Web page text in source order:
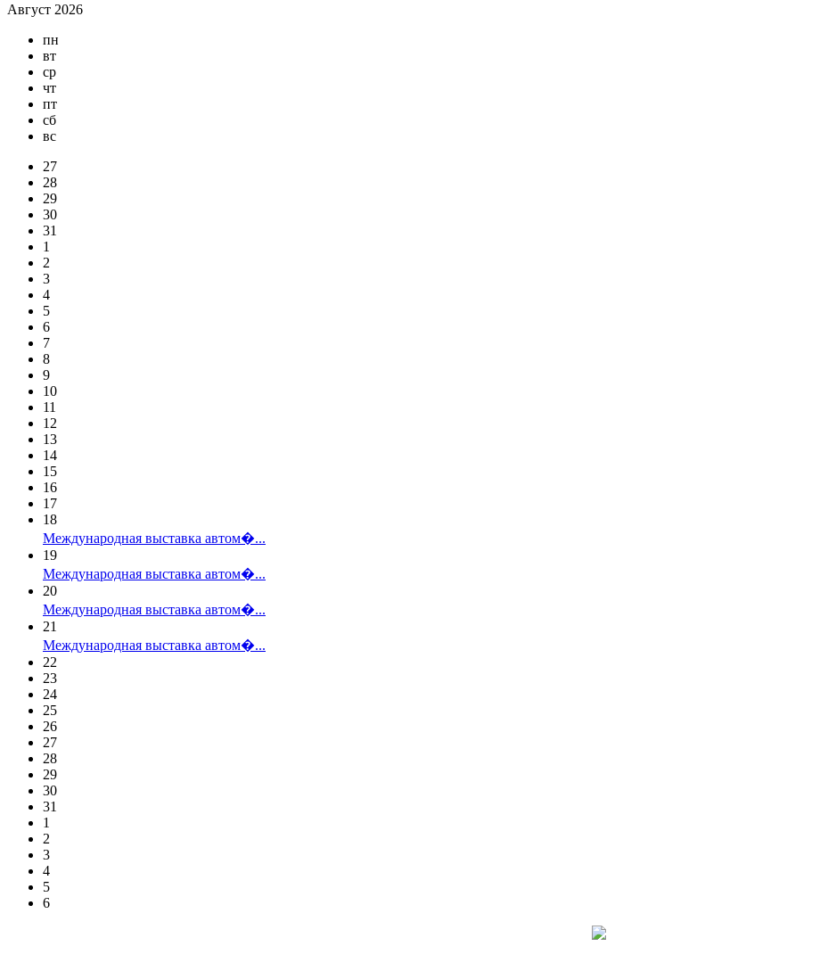
Август 2026
пн
вт
ср
чт
пт
сб
вс
27
28
29
30
31
1
2
3
4
5
6
7
8
9
10
11
12
13
14
15
16
17
18
Международная выставка автом�...
19
Международная выставка автом�...
20
Международная выставка автом�...
21
Международная выставка автом�...
22
23
24
25
26
27
28
29
30
31
1
2
3
4
5
6